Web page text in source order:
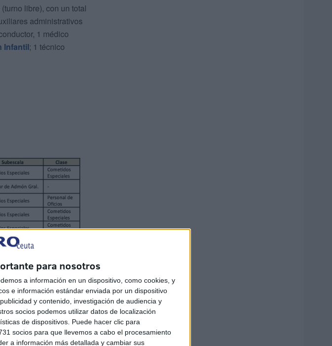
para nosotros
a información en un dispositivo, como cookies, y
e información estándar enviada por un dispositivo
y contenido, investigación de audiencia y
socios podemos utilizar datos de localización
de dispositivos. Puede hacer clic para
socios para que llevemos a cabo el procesamiento
a información más detallada y cambiar sus
libre), con un total
administrativos
1 médico
Infantil; 1 técnico
aclaratoria de que “de
de subinspector de